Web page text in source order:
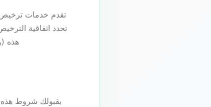
هذه
بقبولك شروط هذه